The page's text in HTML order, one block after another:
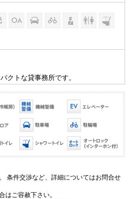
クトな貸事務所です。
条件交渉など、詳細についてはお問合せ
はご容赦下さい。